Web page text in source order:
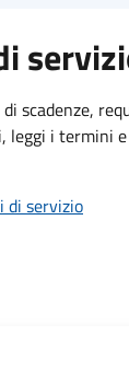
scadenze,
i termini
di servizio